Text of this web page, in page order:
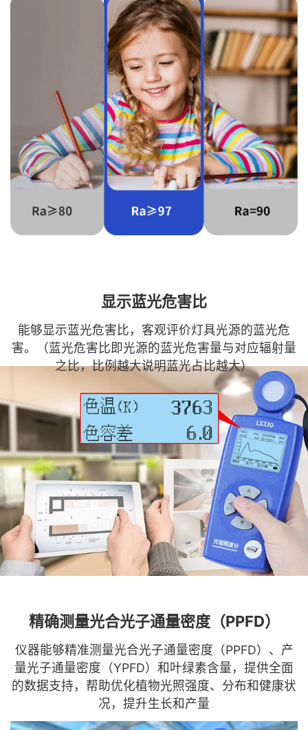
显示蓝光危害比
能够显示蓝光危害比，客观评价灯具光源的蓝光危
害。（蓝光危害比即光源的蓝光危害量与对应辐射量
之比，比例越大说明蓝光占比越大）
精确测量光合光子通量密度（PPFD）
仪器能够精准测量光合光子通量密度（PPFD）、产
量光子通量密度（YPFD）和叶绿素含量，提供全面
的数据支持，帮助优化植物光照强度、分布和健康状
况，提升生长和产量